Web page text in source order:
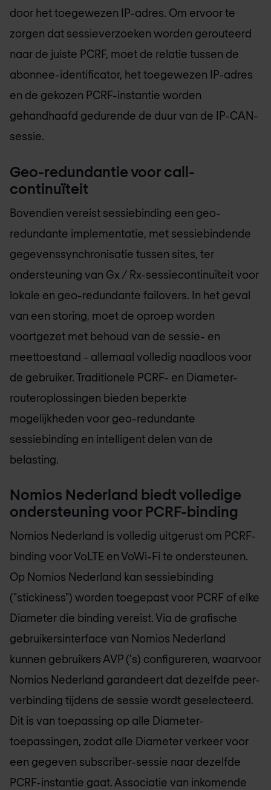
door het toegewezen IP-adres. Om ervoor te
zorgen dat sessieverzoeken worden gerouteerd
naar de juiste PCRF, moet de relatie tussen de
abonnee-identificator, het toegewezen IP-adres
en de gekozen PCRF-instantie worden
gehandhaafd gedurende de duur van de IP-CAN-
sessie.
Geo-redundantie voor call-
continuïteit
Bovendien vereist sessiebinding een geo-
redundante implementatie, met sessiebindende
gegevenssynchronisatie tussen sites, ter
ondersteuning van Gx / Rx-sessiecontinuïteit voor
lokale en geo-redundante failovers. In het geval
van een storing, moet de oproep worden
voortgezet met behoud van de sessie- en
meettoestand - allemaal volledig naadloos voor
de gebruiker. Traditionele PCRF- en Diameter-
routeroplossingen bieden beperkte
mogelijkheden voor geo-redundante
sessiebinding en intelligent delen van de
belasting.
Nomios Nederland biedt volledige
ondersteuning voor PCRF-binding
Nomios Nederland is volledig uitgerust om PCRF-
binding voor VoLTE en VoWi-Fi te ondersteunen.
Op Nomios Nederland kan sessiebinding
("stickiness") worden toegepast voor PCRF of elke
Diameter die binding vereist. Via de grafische
gebruikersinterface van Nomios Nederland
kunnen gebruikers AVP ('s) configureren, waarvoor
Nomios Nederland garandeert dat dezelfde peer-
verbinding tijdens de sessie wordt geselecteerd.
Dit is van toepassing op alle Diameter-
toepassingen, zodat alle Diameter verkeer voor
een gegeven subscriber-sessie naar dezelfde
PCRF-instantie gaat. Associatie van inkomende